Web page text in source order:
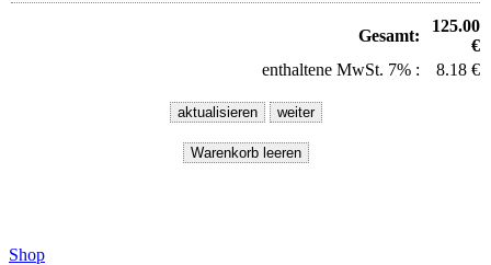
Gesamt:
125.00
€
enthaltene MwSt. 7% :
8.18 €
Shop